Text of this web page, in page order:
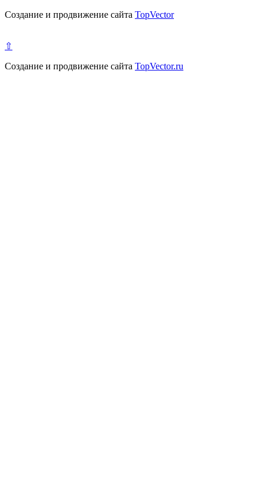
Создание и продвижение сайта TopVector
⇧
Создание и продвижение сайта TopVector.ru